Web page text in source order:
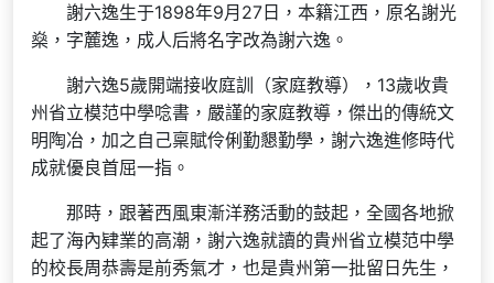
謝六逸生于1898年9月27日，本籍江西，原名謝光
燊，字麓逸，成人后將名字改為謝六逸。
謝六逸5歲開端接收庭訓（家庭教導），13歲收貴
州省立模范中學唸書，嚴謹的家庭教導，傑出的傳統文
明陶冶，加之自己稟賦伶俐勤懇勤學，謝六逸進修時代
成就優良首屈一指。
那時，跟著西風東漸洋務活動的鼓起，全國各地掀
起了海內肄業的高潮，謝六逸就讀的貴州省立模范中學
的校長周恭壽是前秀氣才，也是貴州第一批留日先生，